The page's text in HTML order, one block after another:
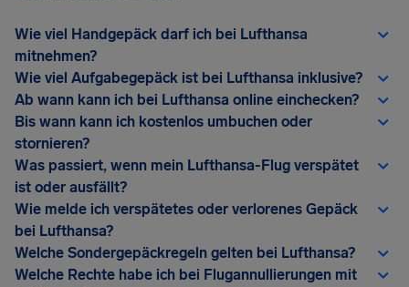
Wie viel Handgepäck darf ich bei Lufthansa
mitnehmen?
Wie viel Aufgabegepäck ist bei Lufthansa inklusive?
Ab wann kann ich bei Lufthansa online einchecken?
Bis wann kann ich kostenlos umbuchen oder
stornieren?
Was passiert, wenn mein Lufthansa-Flug verspätet
ist oder ausfällt?
Wie melde ich verspätetes oder verlorenes Gepäck
bei Lufthansa?
Welche Sondergepäckregeln gelten bei Lufthansa?
Welche Rechte habe ich bei Flugannullierungen mit